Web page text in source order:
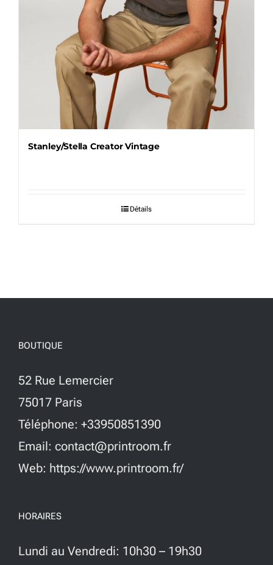
Stanley/Stella Creator Vintage
Détails
BOUTIQUE
52 Rue Lemercier
75017 Paris
Téléphone: +33950851390
Email: contact@printroom.fr
Web: https://www.printroom.fr/
HORAIRES
Lundi au Vendredi: 10h30 – 19h30